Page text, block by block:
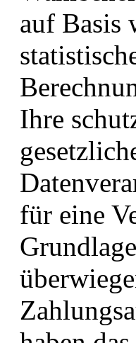
auf Basis
Ihre
für eine